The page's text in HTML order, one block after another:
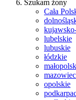
Szukam żony
Cała
lubelskie
lubuskie
łódzkie
opolskie